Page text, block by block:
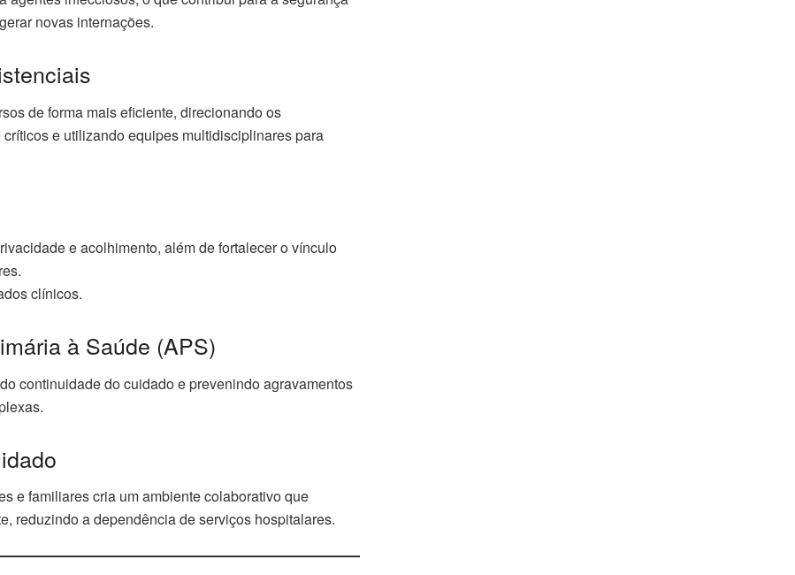
novas internações.
de forma mais eficiente, direcionando os
e utilizando equipes multidisciplinares para
e acolhimento, além de fortalecer o vínculo
clínicos.
à Saúde (APS)
continuidade do cuidado e prevenindo agravamentos
e familiares cria um ambiente colaborativo que
reduzindo a dependência de serviços hospitalares.